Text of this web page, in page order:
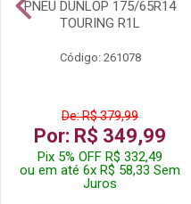
PNEU DUNLOP 175/65R14
TOURING R1L
Código: 261078
De: R$ 379,99
Por: R$ 349,99
Pix 5% OFF R$ 332,49
ou em até 6x R$ 58,33 Sem
Juros